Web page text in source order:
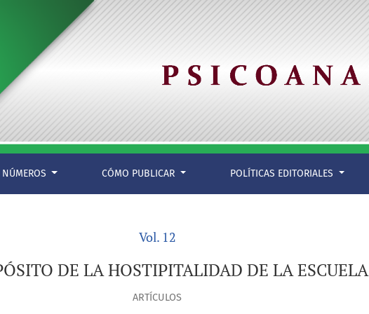
NÚMEROS CÓMO PUBLICAR POLÍTICAS EDITORIALES
Vol. 12
DE LA HOSTIPITALIDAD DE LA ESCUELA
ARTÍCULOS